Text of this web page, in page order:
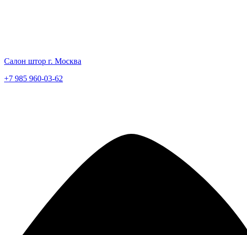
Салон штор г. Москва
+7 985 960-03-62